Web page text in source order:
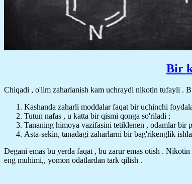
Bir
Chiqadi , o'lim zaharlanish kam uchraydi nikotin tufayli .
Kashanda zaharli moddalar faqat bir uchinchi
Tutun nafas , u katta bir qismi qonga so'riladi ;
Tananing himoya vazifasini tetiklenen , odamlar
Asta-sekin, tanadagi zaharlarni bir bag'rikenglik
Degani emas bu yerda faqat , bu zarur emas otish .
eng muhimi,, yomon odatlardan tark qilish .